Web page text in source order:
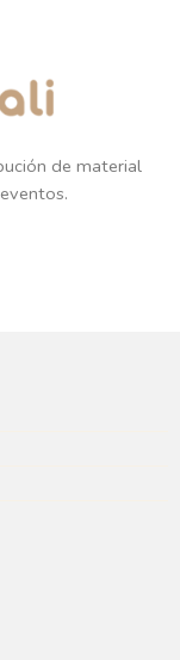
de material